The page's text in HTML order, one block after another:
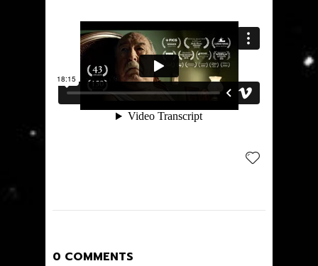
0 COMMENTS